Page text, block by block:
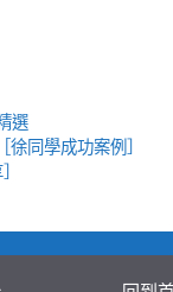
選
同學成功案例］